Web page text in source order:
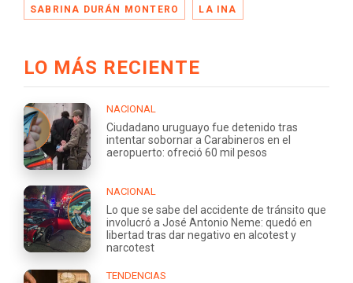
SABRINA DURÁN MONTERO LA INA
LO MÁS RECIENTE
NACIONAL
Ciudadano uruguayo fue detenido tras
intentar sobornar a Carabineros en el
aeropuerto: ofreció 60 mil pesos
NACIONAL
Lo que se sabe del accidente de tránsito que
involucró a José Antonio Neme: quedó en
libertad tras dar negativo en alcotest y
narcotest
TENDENCIAS